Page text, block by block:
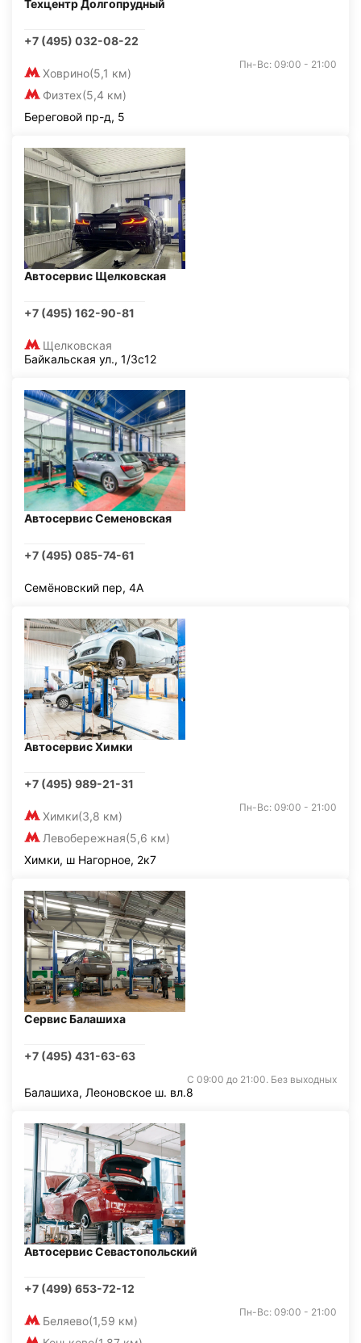
Техцентр Долгопрудный
+7 (495) 032-08-22
Ховрино(5,1 км)
Физтех(5,4 км)
Пн-Вс: 09:00 - 21:00
Береговой пр-д, 5
Автосервис Щелковская
+7 (495) 162-90-81
Щелковская
Байкальская ул., 1/3с12
Автосервис Семеновская
+7 (495) 085-74-61
Семёновский пер, 4А
Автосервис Химки
+7 (495) 989-21-31
Химки(3,8 км)
Левобережная(5,6 км)
Пн-Вс: 09:00 - 21:00
Химки, ш Нагорное, 2к7
Сервис Балашиха
+7 (495) 431-63-63
С 09:00 до 21:00. Без выходных
Балашиха, Леоновское ш. вл.8
Автосервис Севастопольский
+7 (499) 653-72-12
Беляево(1,59 км)
Пн-Вс: 09:00 - 21:00